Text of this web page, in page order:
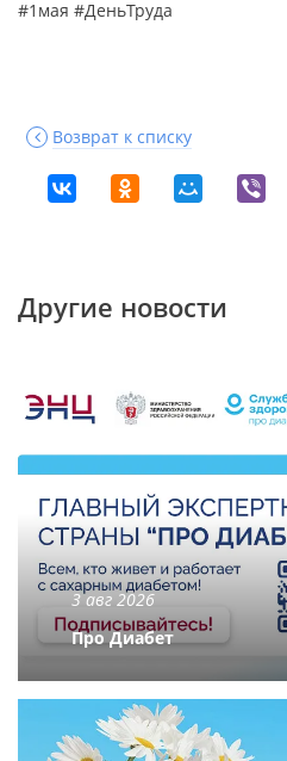
#1мая #ДеньТруда
Возврат к списку
Другие новости
3 авг 2026
Про Диабет